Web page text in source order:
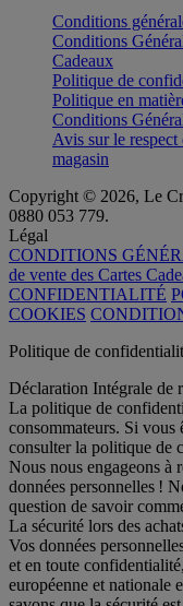
Conditions
Conditions
Cadeaux
Politique de
Politique en
Conditions
Avis sur le
magasin
Copyright © 2026, Le
0880 053 779.
Légal
CONDITIONS
de vente des Cartes
CONFIDENTIALITÉ
COOKIES
Politique de
Déclaration Intégrale de
La politique de
consommateurs. Si vous
consulter la politique de
Nous nous engageons à
données personnelles !
question de savoir
La sécurité lors des
Vos données
et en toute
européenne et nationale